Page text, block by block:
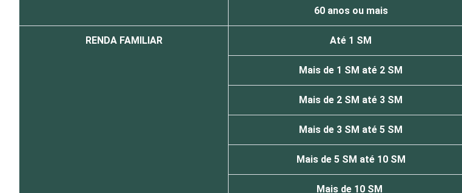
60 anos ou mais
RENDA FAMILIAR Até 1 SM
Mais de 1 SM até 2 SM
Mais de 2 SM até 3 SM
Mais de 3 SM até 5 SM
Mais de 5 SM até 10 SM
Mais de 10 SM